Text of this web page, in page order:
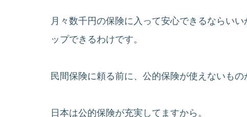
月々数千円の保険に入って安心できるならい
ップできるわけです。
民間保険に頼る前に、公的保険が使えないもの
日本は公的保険が充実してますから。